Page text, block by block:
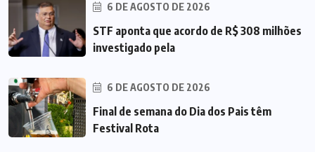
6 DE AGOSTO DE 2026
STF aponta que acordo de R$ 308 milhões
investigado pela
6 DE AGOSTO DE 2026
Final de semana do Dia dos Pais têm
Festival Rota